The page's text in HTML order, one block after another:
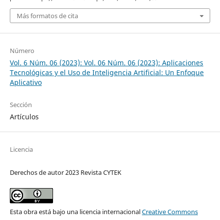
Más formatos de cita
Número
Vol. 6 Núm. 06 (2023): Vol. 06 Núm. 06 (2023): Aplicaciones
Tecnológicas y el Uso de Inteligencia Artificial: Un Enfoque
Aplicativo
Sección
Artículos
Licencia
Derechos de autor 2023 Revista CYTEK
Esta obra está bajo una licencia internacionalCreative Commons